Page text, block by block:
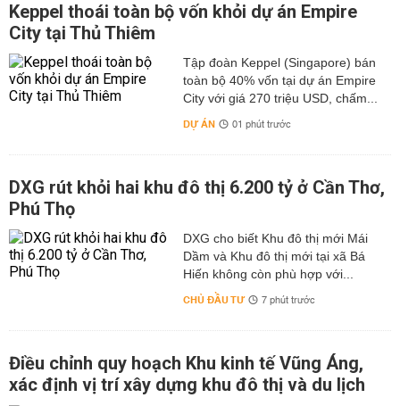
Keppel thoái toàn bộ vốn khỏi dự án Empire
City tại Thủ Thiêm
Tập đoàn Keppel (Singapore) bán
toàn bộ 40% vốn tại dự án Empire
City với giá 270 triệu USD, chấm...
DỰ ÁN 01 phút trước
DXG rút khỏi hai khu đô thị 6.200 tỷ ở Cần Thơ,
Phú Thọ
DXG cho biết Khu đô thị mới Mái
Dầm và Khu đô thị mới tại xã Bá
Hiến không còn phù hợp với...
CHỦ ĐẦU TƯ 7 phút trước
Điều chỉnh quy hoạch Khu kinh tế Vũng Áng,
xác định vị trí xây dựng khu đô thị và du lịch